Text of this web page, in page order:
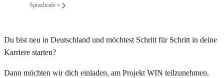
Sprachcafé »
Du bist neu in Deutschland und möchtest Schritt für Schritt in deine
Karriere starten?
Dann möchten wir dich einladen, am Projekt WIN teilzunehmen.